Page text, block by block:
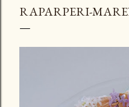
RAPARPERI-